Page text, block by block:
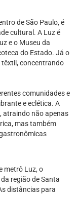
de São Paulo, é
cultural. A Luz é
e o Museu da
do Estado. Já o
têxtil, concentrando
comunidades e
e eclética. A
atraindo não apenas
mas também
metrô Luz, o
região de Santa
distâncias para